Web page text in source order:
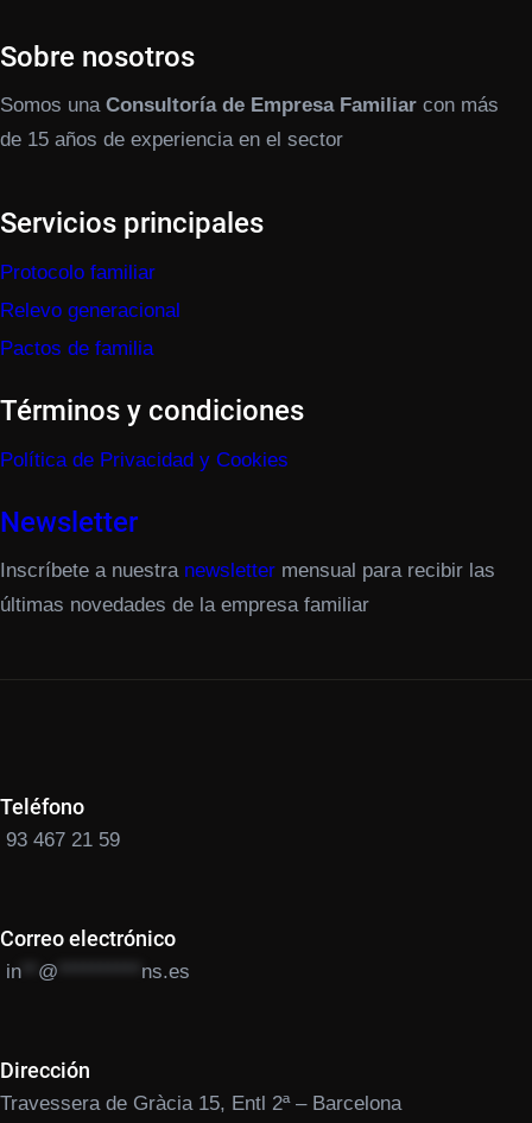
Sobre nosotros
Somos una Consultoría de Empresa Familiar con más
de 15 años de experiencia en el sector
Servicios principales
Protocolo familiar
Relevo generacional
Pactos de familia
Términos y condiciones
Política de Privacidad y Cookies
Newsletter
Inscríbete a nuestra newsletter mensual para recibir las
últimas novedades de la empresa familiar
Teléfono
93 467 21 59
Correo electrónico
in @ ns.es
Dirección
Travessera de Gràcia 15, Entl 2ª – Barcelona